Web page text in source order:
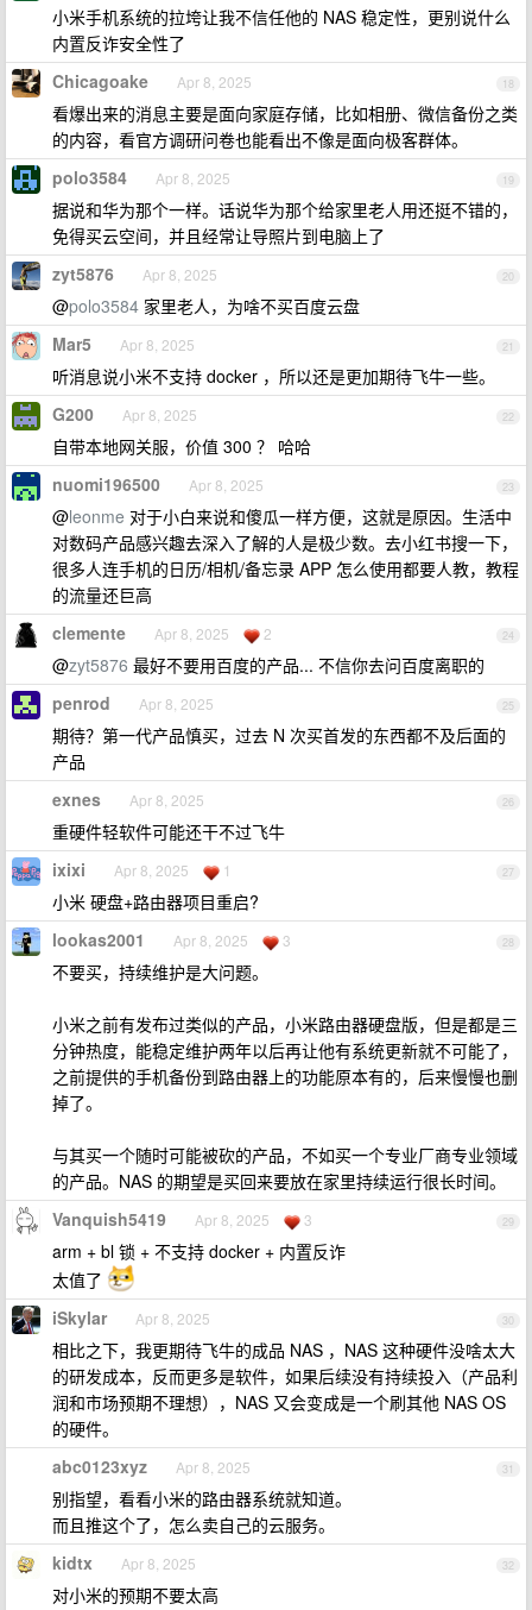
小米手机系统的拉垮让我不信任他的 NAS 稳定性，更别说什么
内置反诈安全性了
18
Chicagoake Apr 8, 2025
看爆出来的消息主要是面向家庭存储，比如相册、微信备份之类
的内容，看官方调研问卷也能看出不像是面向极客群体。
19
polo3584 Apr 8, 2025
据说和华为那个一样。话说华为那个给家里老人用还挺不错的，
免得买云空间，并且经常让导照片到电脑上了
20
zyt5876 Apr 8, 2025
@polo3584 家里老人，为啥不买百度云盘
21
Mar5 Apr 8, 2025
听消息说小米不支持 docker ，所以还是更加期待飞牛一些。
22
G200 Apr 8, 2025
自带本地网关服，价值 300 ？ 哈哈
23
nuomi196500 Apr 8, 2025
@leonme 对于小白来说和傻瓜一样方便，这就是原因。生活中
对数码产品感兴趣去深入了解的人是极少数。去小红书搜一下，
很多人连手机的日历/相机/备忘录 APP 怎么使用都要人教，教程
的流量还巨高
24
clemente Apr 8, 2025 2
@zyt5876 最好不要用百度的产品... 不信你去问百度离职的
25
penrod Apr 8, 2025
期待？第一代产品慎买，过去 N 次买首发的东西都不及后面的
产品
26
exnes Apr 8, 2025
重硬件轻软件可能还干不过飞牛
27
ixixi Apr 8, 2025 1
小米 硬盘+路由器项目重启?
28
lookas2001 Apr 8, 2025 3
不要买，持续维护是大问题。
小米之前有发布过类似的产品，小米路由器硬盘版，但是都是三
分钟热度，能稳定维护两年以后再让他有系统更新就不可能了，
之前提供的手机备份到路由器上的功能原本有的，后来慢慢也删
掉了。
与其买一个随时可能被砍的产品，不如买一个专业厂商专业领域
的产品。NAS 的期望是买回来要放在家里持续运行很长时间。
29
Vanquish5419 Apr 8, 2025 3
arm + bl 锁 + 不支持 docker + 内置反诈
太值了
30
iSkylar Apr 8, 2025
相比之下，我更期待飞牛的成品 NAS ，NAS 这种硬件没啥太大
的研发成本，反而更多是软件，如果后续没有持续投入（产品利
润和市场预期不理想），NAS 又会变成是一个刷其他 NAS OS
的硬件。
31
abc0123xyz Apr 8, 2025
别指望，看看小米的路由器系统就知道。
而且推这个了，怎么卖自己的云服务。
32
kidtx Apr 8, 2025
对小米的预期不要太高